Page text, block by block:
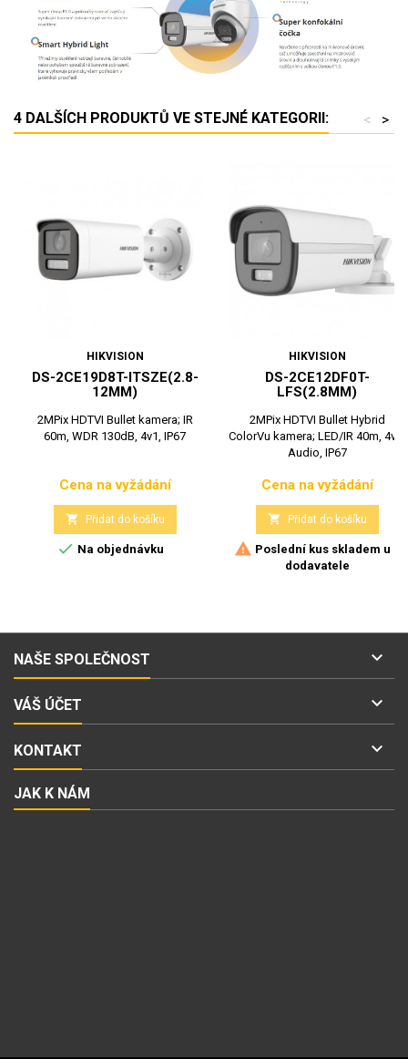
4 DALŠÍCH PRODUKTŮ VE STEJNÉ KATEGORII: >
<
HIKVISION
DS-2CE19D8T-ITSZE(2.8-
12MM)
2MPix HDTVI Bullet kamera; IR
60m, WDR 130dB, 4v1, IP67
Cena
Cena na vyžádání
 Přidat do košíku
 Na objednávku
HIKVISION
DS-2CE12DF0T-
LFS(2.8MM)
2MPix HDTVI Bullet Hybrid
ColorVu kamera; LED/IR 40m, 4v1,
Audio, IP67
Cena
Cena na vyžádání
 Přidat do košíku
 Poslední kus skladem u
dodavatele
NAŠE SPOLEČNOST 
VÁŠ ÚČET 
KONTAKT 
JAK K NÁM